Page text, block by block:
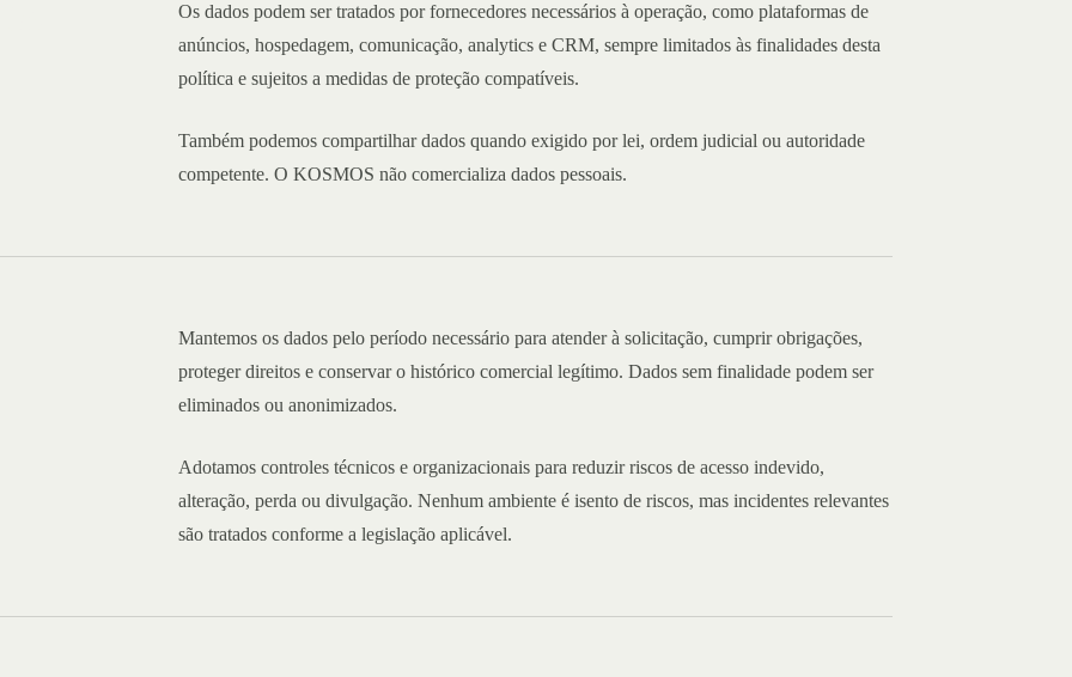
Os dados podem ser tratados por fornecedores necessários à operação, como plataformas de
anúncios, hospedagem, comunicação, analytics e CRM, sempre limitados às finalidades desta
política e sujeitos a medidas de proteção compatíveis.
Também podemos compartilhar dados quando exigido por lei, ordem judicial ou autoridade
competente. O KOSMOS não comercializa dados pessoais.
Mantemos os dados pelo período necessário para atender à solicitação, cumprir obrigações,
proteger direitos e conservar o histórico comercial legítimo. Dados sem finalidade podem ser
eliminados ou anonimizados.
Adotamos controles técnicos e organizacionais para reduzir riscos de acesso indevido,
alteração, perda ou divulgação. Nenhum ambiente é isento de riscos, mas incidentes relevantes
são tratados conforme a legislação aplicável.